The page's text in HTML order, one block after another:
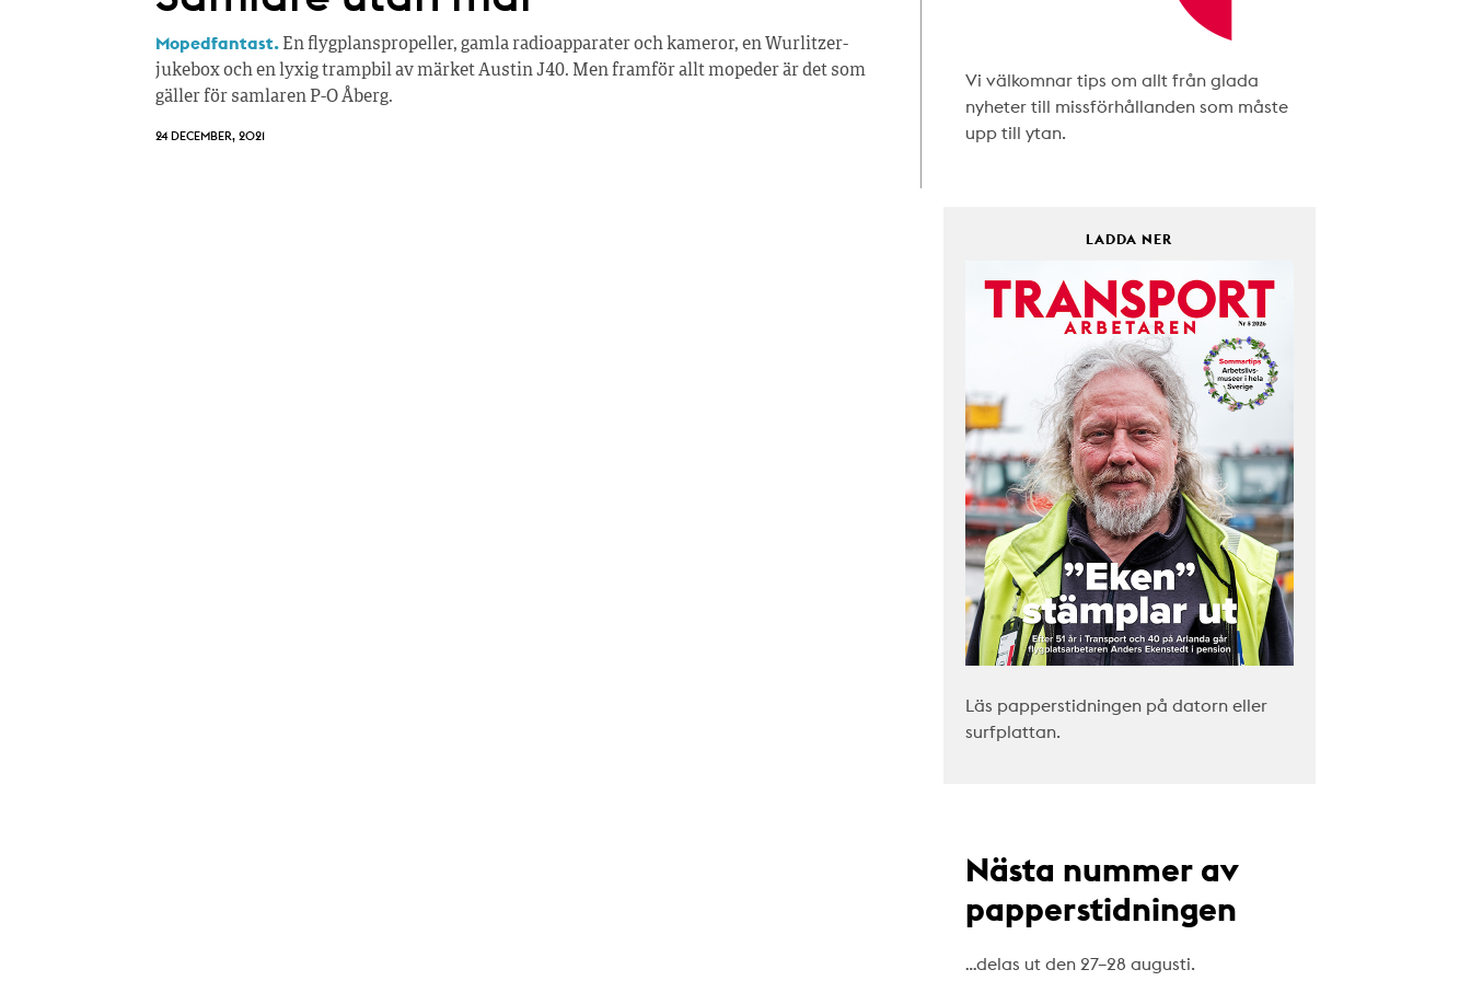
Mopedfantast. En flygplanspropeller, gamla radioapparater och kameror, en Wurlitzer-
jukebox och en lyxig trampbil av märket Austin J40. Men framför allt mopeder är det som
gäller för samlaren P-O Åberg.
24 DECEMBER, 2021
Vi välkomnar tips om allt från glada
nyheter till missförhållanden som måste
upp till ytan.
LADDA NER
Läs papperstidningen på datorn eller
surfplattan.
Nästa nummer av
papperstidningen
…delas ut den 27–28 augusti.